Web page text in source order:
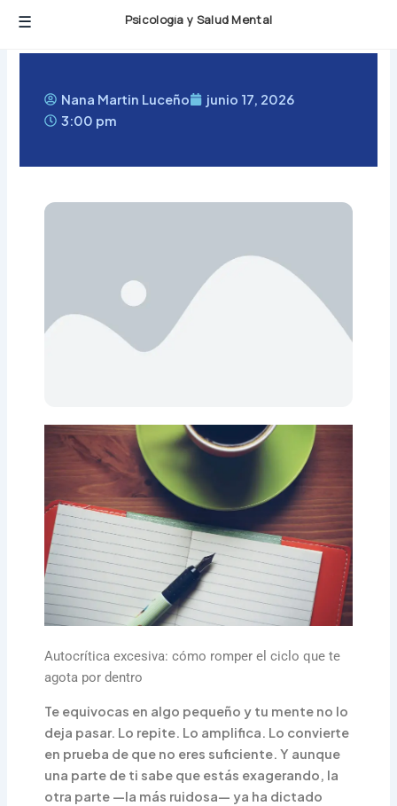
Psicología y Salud Mental
contenido
Nana Martin Luceño
junio 17, 2026
3:00 pm
Autocrítica excesiva: cómo romper el ciclo que te
agota por dentro
Te equivocas en algo pequeño y tu mente no lo
deja pasar. Lo repite. Lo amplifica. Lo convierte
en prueba de que no eres suficiente. Y aunque
una parte de ti sabe que estás exagerando, la
otra parte —la más ruidosa— ya ha dictado